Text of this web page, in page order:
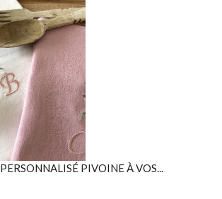
PIVOINE À VOS...